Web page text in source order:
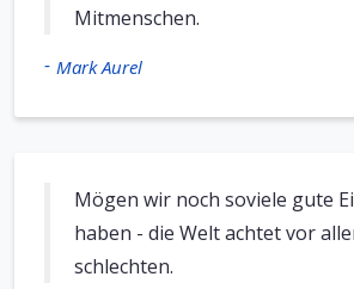
Mitmenschen.
- Mark Aurel
Mögen wir noch soviele gute
haben - die Welt achtet vor
schlechten.